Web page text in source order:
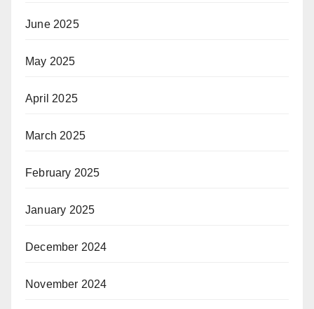
June 2025
May 2025
April 2025
March 2025
February 2025
January 2025
December 2024
November 2024